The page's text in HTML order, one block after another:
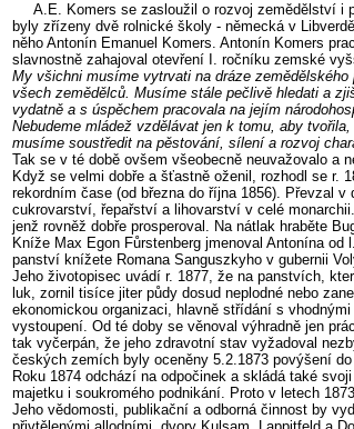
A.E. Komers se zasloužil o rozvoj zemědělství i
byly zřízeny dvě rolnické školy - německá v
něho Antonín Emanuel Komers. Antonín Komers
slavnostně zahajoval otevření I. ročníku zemské
My všichni musíme vytrvati na dráze
všech zemědělců. Musíme stále pečlivě hledati a
vydatně a s úspěchem pracovala na jejím
Nebudeme mládež vzdělávat jen k tomu, aby
musíme soustředit na pěstování, sílení a rozvoj
Tak se v té době ovšem všeobecně neuvažovalo a
Když se velmi dobře a šťastně oženil, rozhodl se r.
rekordním čase (od března do října 1856). Převzal
cukrovarství, řepařství a lihovarství v celé
jenž rovněž dobře prosperoval. Na nátlak hraběte
Kníže Max Egon Fůrstenberg jmenoval Antonína
panství knížete Romana Sanguszkyho v gubernii
Jeho životopisec uvádí r. 1877, že na panstvích,
luk, zornil tisíce jiter půdy dosud neplodné nebo
ekonomickou organizaci, hlavně střídání s
vystoupení. Od té doby se věnoval výhradně jen
tak vyčerpán, že jeho zdravotní stav vyžadoval
českých zemích byly oceněny 5.2.1873 povýšení
Roku 1874 odchází na odpočinek a skládá také
majetku i soukromého podnikání. Proto v letech
Jeho vědomosti, publikační a odborná činnost by